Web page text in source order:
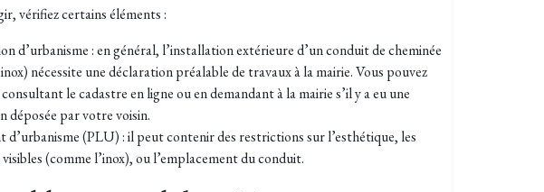
vérifiez certains éléments :
d’urbanisme : en général, l’installation extérieure d’un conduit de cheminée
nécessite une déclaration préalable de travaux à la mairie. Vous pouvez
le cadastre en ligne ou en demandant à la mairie s’il y a eu une
déposée par votre voisin.
d’urbanisme (PLU) : il peut contenir des restrictions sur l’esthétique, les
(comme l’inox), ou l’emplacement du conduit.